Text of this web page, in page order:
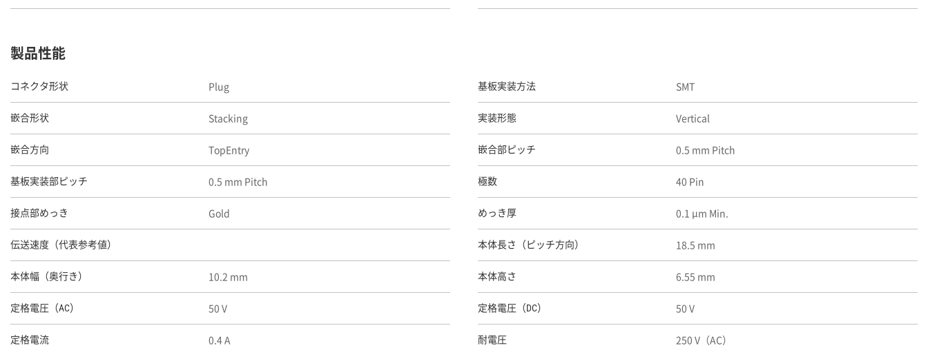
製品性能
コネクタ形状 Plug 基板実装方法 SMT
嵌合形状 Stacking 実装形態 Vertical
嵌合方向 TopEntry 嵌合部ピッチ 0.5 mm Pitch
基板実装部ピッチ 0.5 mm Pitch 極数 40 Pin
接点部めっき Gold めっき厚 0.1 μm Min.
伝送速度（代表参考値） 本体長さ（ピッチ方向） 18.5 mm
本体幅（奥行き） 10.2 mm 本体高さ 6.55 mm
定格電圧（AC） 50 V 定格電圧（DC） 50 V
定格電流 0.4 A 耐電圧 250 V（AC）